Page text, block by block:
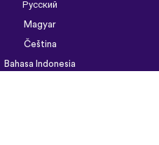
Čeština
Bahasa Indonesia
العربية الرسمية الحديثة